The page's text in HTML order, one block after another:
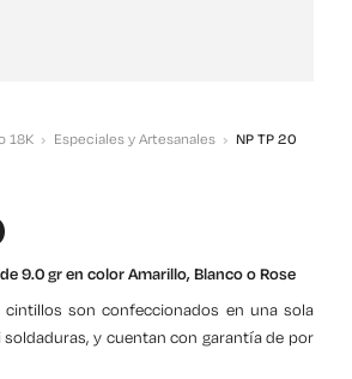
18K Especiales y Artesanales NP TP 20
9.0 gr en color Amarillo, Blanco o Rose
cintillos son confeccionados en una sola
soldaduras, y cuentan con garantía de por